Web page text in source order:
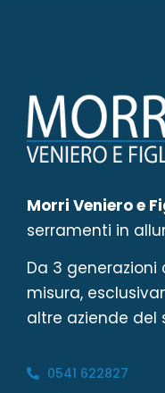
Morri Veniero e
serramenti in
Da 3
misura,
altre aziende del
0541 622827